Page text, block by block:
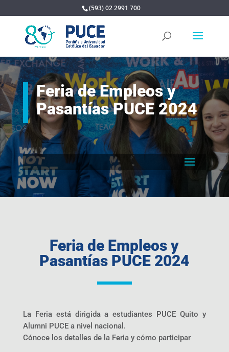
(593) 02 2991 700
Feria de Empleos y
Pasantías PUCE 2024
Feria de Empleos y
Pasantías PUCE 2024
La Feria está dirigida a estudiantes PUCE Quito y
Alumni PUCE a nivel nacional.
Cónoce los detalles de la Feria y cómo participar